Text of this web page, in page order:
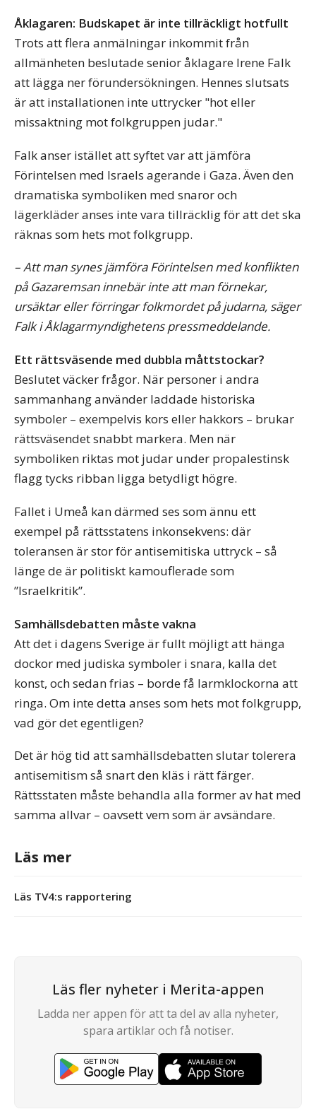
Åklagaren: Budskapet är inte tillräckligt hotfullt
Trots att flera anmälningar inkommit från
allmänheten beslutade senior åklagare Irene Falk
att lägga ner förundersökningen. Hennes slutsats
är att installationen inte uttrycker "hot eller
missaktning mot folkgruppen judar."
Falk anser istället att syftet var att jämföra
Förintelsen med Israels agerande i Gaza. Även den
dramatiska symboliken med snaror och
lägerkläder anses inte vara tillräcklig för att det ska
räknas som hets mot folkgrupp.
– Att man synes jämföra Förintelsen med konflikten
på Gazaremsan innebär inte att man förnekar,
ursäktar eller förringar folkmordet på judarna, säger
Falk i Åklagarmyndighetens pressmeddelande.
Ett rättsväsende med dubbla måttstockar?
Beslutet väcker frågor. När personer i andra
sammanhang använder laddade historiska
symboler – exempelvis kors eller hakkors – brukar
rättsväsendet snabbt markera. Men när
symboliken riktas mot judar under propalestinsk
flagg tycks ribban ligga betydligt högre.
Fallet i Umeå kan därmed ses som ännu ett
exempel på rättsstatens inkonsekvens: där
toleransen är stor för antisemitiska uttryck – så
länge de är politiskt kamouflerade som
”Israelkritik”.
Samhällsdebatten måste vakna
Att det i dagens Sverige är fullt möjligt att hänga
dockor med judiska symboler i snara, kalla det
konst, och sedan frias – borde få larmklockorna att
ringa. Om inte detta anses som hets mot folkgrupp,
vad gör det egentligen?
Det är hög tid att samhällsdebatten slutar tolerera
antisemitism så snart den kläs i rätt färger.
Rättsstaten måste behandla alla former av hat med
samma allvar – oavsett vem som är avsändare.
Läs mer
Läs TV4:s rapportering
Läs fler nyheter i Merita-appen
Ladda ner appen för att ta del av alla nyheter,
spara artiklar och få notiser.